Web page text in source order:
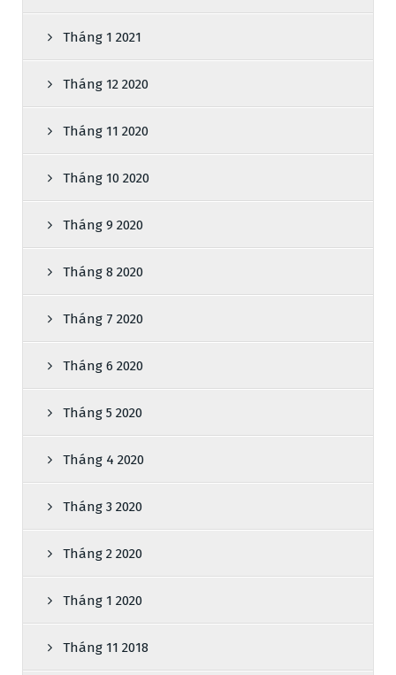
Tháng 1 2021
Tháng 12 2020
Tháng 11 2020
Tháng 10 2020
Tháng 9 2020
Tháng 8 2020
Tháng 7 2020
Tháng 6 2020
Tháng 5 2020
Tháng 4 2020
Tháng 3 2020
Tháng 2 2020
Tháng 1 2020
Tháng 11 2018